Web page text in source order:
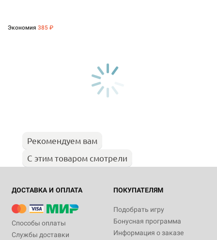
Экономия 385 ₽
Рекомендуем вам
С этим товаром смотрели
ДОСТАВКА И ОПЛАТА
Способы оплаты
Службы доставки
ПОКУПАТЕЛЯМ
Подобрать игру
Бонусная программа
Информация о заказе